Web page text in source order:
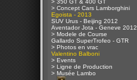
> 350 GT & 400 GT
> Concept Cars Lamborghini
Egoista - 2013
SUV Urus - Beijing 2012
Aventador Jota - Geneve 2012
> Modele de Course
Gallardo SuperTrofeo - GTR
> Photos en vrac
Valentino Balboni
> Events
> Ligne de Production
> Musée Lambo